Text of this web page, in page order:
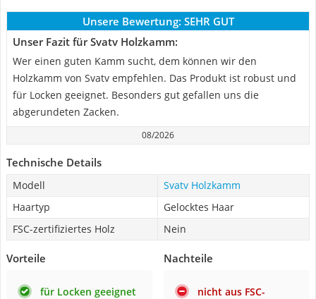
Unsere Bewertung: SEHR GUT
Unser Fazit für Svatv Holzkamm:
Wer einen guten Kamm sucht, dem können wir den
Holzkamm von Svatv empfehlen. Das Produkt ist robust und
für Locken geeignet. Besonders gut gefallen uns die
abgerundeten Zacken.
08/2026
Technische Details
Modell
Svatv Holzkamm
Haartyp
Gelocktes Haar
FSC-zertifiziertes Holz
Nein
Vorteile
für Locken geeignet
Nachteile
nicht aus FSC-